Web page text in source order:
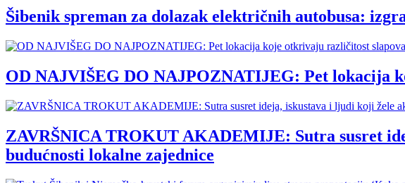
Šibenik spreman za dolazak električnih autobusa:
OD NAJVIŠEG DO NAJPOZNATIJEG: Pet lokacija
ZAVRŠNICA TROKUT AKADEMIJE: Sutra susret
budućnosti lokalne zajednice